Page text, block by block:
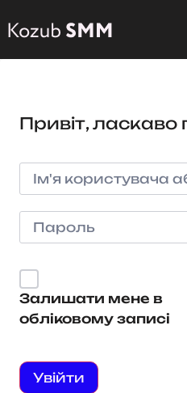
Привіт,
Залишати мене в
обліковому записі
Увійти